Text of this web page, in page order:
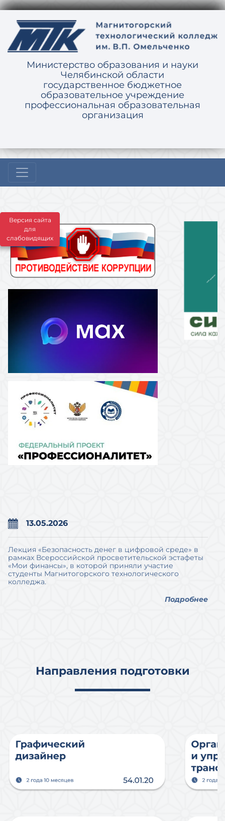
Версия сайта
для
слабовидящих
Министерство образования и науки
Челябинской области
государственное бюджетное
образовательное учреждение
профессиональная образовательная
организация
13.05.2026
Лекция «Безопасность денег в цифровой среде» в
рамках Всероссийской просветительской эстафеты
«Мои финансы», в которой приняли участие
студенты Магнитогорского технологического
колледжа.
Подробнее
Направления подготовки